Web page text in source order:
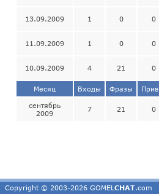
13.09.2009 1 0 0
11.09.2009 1 0 0
10.09.2009 4 21 0
Месяц Входы Фразы
сентябрь
2009
7 21 0
Copyright © 2003-2026 GOMEL CHAT.com